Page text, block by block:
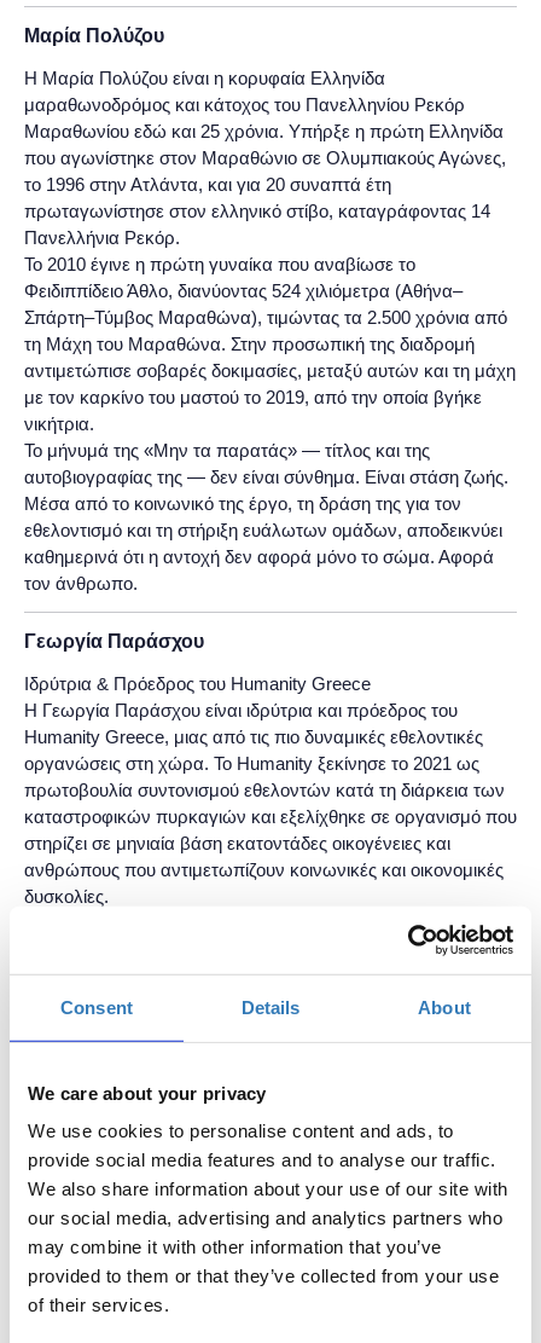
Consent Details About
We care about your privacy
We use cookies to personalise content and ads, to
provide social media features and to analyse our traffic.
We also share information about your use of our site with
our social media, advertising and analytics partners who
may combine it with other information that you’ve
provided to them or that they’ve collected from your use
of their services.
Μαρία Πολύζου
Η Μαρία Πολύζου είναι η κορυφαία Ελληνίδα
μαραθωνοδρόμος και κάτοχος του Πανελληνίου Ρεκόρ
Μαραθωνίου εδώ και 25 χρόνια. Υπήρξε η πρώτη Ελληνίδα
που αγωνίστηκε στον Μαραθώνιο σε Ολυμπιακούς Αγώνες,
το 1996 στην Ατλάντα, και για 20 συναπτά έτη
πρωταγωνίστησε στον ελληνικό στίβο, καταγράφοντας 14
Πανελλήνια Ρεκόρ.
Το 2010 έγινε η πρώτη γυναίκα που αναβίωσε το
Φειδιππίδειο Άθλο, διανύοντας 524 χιλιόμετρα (Αθήνα–
Σπάρτη–Τύμβος Μαραθώνα), τιμώντας τα 2.500 χρόνια από
τη Μάχη του Μαραθώνα. Στην προσωπική της διαδρομή
αντιμετώπισε σοβαρές δοκιμασίες, μεταξύ αυτών και τη μάχη
με τον καρκίνο του μαστού το 2019, από την οποία βγήκε
νικήτρια.
Το μήνυμά της «Μην τα παρατάς» — τίτλος και της
αυτοβιογραφίας της — δεν είναι σύνθημα. Είναι στάση ζωής.
Μέσα από το κοινωνικό της έργο, τη δράση της για τον
εθελοντισμό και τη στήριξη ευάλωτων ομάδων, αποδεικνύει
καθημερινά ότι η αντοχή δεν αφορά μόνο το σώμα. Αφορά
τον άνθρωπο.
Γεωργία Παράσχου
Ιδρύτρια & Πρόεδρος του Humanity Greece
Η Γεωργία Παράσχου είναι ιδρύτρια και πρόεδρος του
Humanity Greece, μιας από τις πιο δυναμικές εθελοντικές
οργανώσεις στη χώρα. Το Humanity ξεκίνησε το 2021 ως
πρωτοβουλία συντονισμού εθελοντών κατά τη διάρκεια των
καταστροφικών πυρκαγιών και εξελίχθηκε σε οργανισμό που
στηρίζει σε μηνιαία βάση εκατοντάδες οικογένειες και
ανθρώπους που αντιμετωπίζουν κοινωνικές και οικονομικές
δυσκολίες.
Ως νέα γυναίκα σε ηγετική θέση στον ανθρωπιστικό χώρο,
εργάζεται ενεργά για την ενδυνάμωση των γυναικών, την
ισότητα ευκαιριών και την ουσιαστική συμμετοχή τους στη
λήψη αποφάσεων, ειδικά σε περιόδους κρίσης και
από την άνεση, αλλά από την απόφαση. Από την επιμονή.
Από τη δέσμευση στον σκοπό.
Χάρης Ασλανίδης
Ο Χάρης Ασλανίδης διαγνώστηκε στα 2 του χρόνια με
νωτιαία μυϊκή ατροφία και οι γιατροί έδιναν ελάχιστο
προσδόκιμο ζωής. Εκείνος δεν έζησε με βάση τις
προβλέψεις. Έμαθε μόνος του αγγλικά και υπολογιστές,